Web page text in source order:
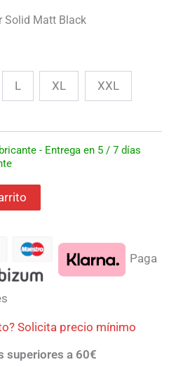
Solid Matt Black
L XL XXL
- Entrega en 5 / 7 días
Paga
Solicita precio mínimo
superiores a 60€